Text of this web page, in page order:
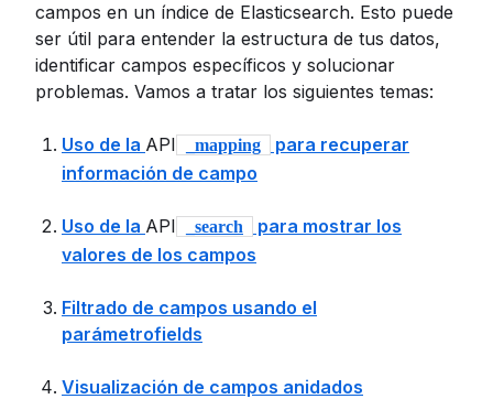
campos en un índice de Elasticsearch. Esto puede
ser útil para entender la estructura de tus datos,
identificar campos específicos y solucionar
problemas. Vamos a tratar los siguientes temas:
Uso de la API _mapping
para recuperar
información de campo
Uso de la API _search
para mostrar los
valores de los campos
Filtrado de campos usando el
parámetrofields
Visualización de campos anidados